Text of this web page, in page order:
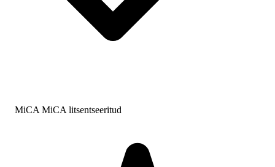
MiCA MiCA litsentseeritud